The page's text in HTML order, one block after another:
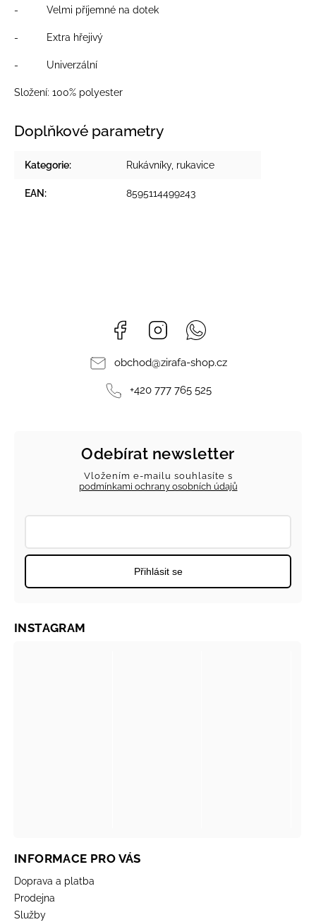
- Velmi příjemné na dotek
- Extra hřejivý
- Univerzální
Složení: 100% polyester
Doplňkové parametry
Kategorie: Rukávníky, rukavice
EAN: 8595114499243
Facebook Instagram
obchod@zirafa-shop.cz
+420 777 765 525
Odebírat newsletter
Vložením e-mailu souhlasíte s
podmínkami ochrany osobních údajů
Přihlásit se
INFORMACE PRO VÁS
Doprava a platba
Prodejna
Služby
INSTAGRAM